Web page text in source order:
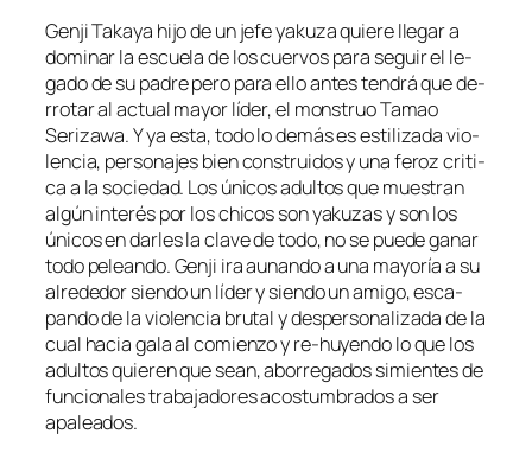
Genji Takaya hi­jo de un je­fe ya­ku­za quie­re lle­gar a
do­mi­nar la es­cue­la de los cuer­vos pa­ra se­guir el le­
ga­do de su pa­dre pe­ro pa­ra ello an­tes ten­drá que de­
rro­tar al ac­tual ma­yor lí­der, el mons­truo Tamao
Serizawa. Y ya es­ta, to­do lo de­más es es­ti­li­za­da vio­
len­cia, per­so­na­jes bien cons­trui­dos y una fe­roz cri­ti­
ca a la so­cie­dad. Los úni­cos adul­tos que mues­tran
al­gún in­te­rés por los chi­cos son ya­ku­zas y son los
úni­cos en dar­les la cla­ve de to­do, no se pue­de ga­nar
to­do pe­lean­do. Genji ira au­nan­do a una ma­yo­ría a su
al­re­de­dor sien­do un lí­der y sien­do un ami­go, es­ca­
pan­do de la vio­len­cia bru­tal y des­per­so­na­li­za­da de la
cual ha­cia ga­la al co­mien­zo y re-huyendo lo que los
adul­tos quie­ren que sean, abo­rre­ga­dos si­mien­tes de
fun­cio­na­les tra­ba­ja­do­res acos­tum­bra­dos a ser
apaleados.